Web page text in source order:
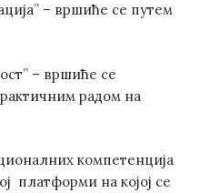
– вршиће се путем
– вршиће се
радом на
компетенција
платформи на којој се